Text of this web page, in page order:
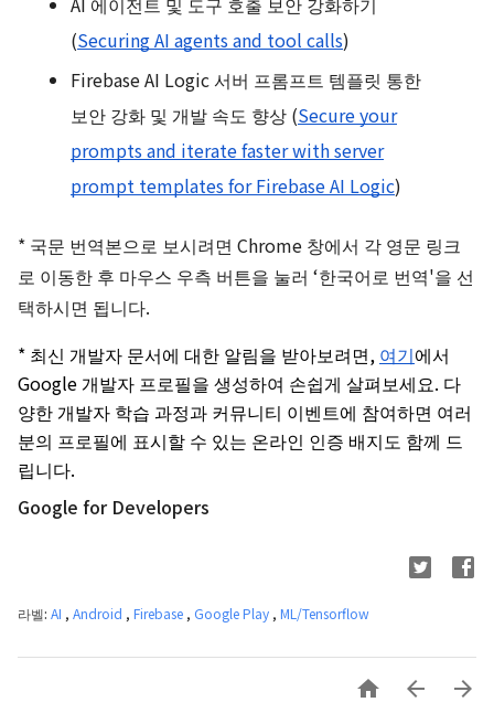
(Securing AI agents and tool calls)
Firebase AI Logic 서버 프롬프트 템플릿 통한
보안 강화 및 개발 속도 향상 (Secure your
prompts and iterate faster with server
prompt templates for Firebase AI Logic)
* 국문 번역본으로 보시려면 Chrome 창에서 각 영문 링크
로 이동한 후 마우스 우측 버튼을 눌러 ‘한국어로 번역'을 선
택하시면 됩니다.
* 최신 개발자 문서에 대한 알림을 받아보려면, 여기에서
Google 개발자 프로필을 생성하여 손쉽게 살펴보세요. 다
양한 개발자 학습 과정과 커뮤니티 이벤트에 참여하면 여러
분의 프로필에 표시할 수 있는 온라인 인증 배지도 함께 드
립니다.
Google for Developers
라벨: AI , Android , Firebase , Google Play , ML/Tensorflow
  